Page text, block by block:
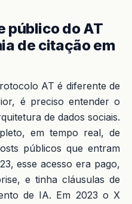
público do AT
de citação em
AT é diferente de
é preciso entender o
de dados sociais.
em tempo real, de
públicos que entram
esse acesso era pago,
e tinha cláusulas de
de IA. Em 2023 o X